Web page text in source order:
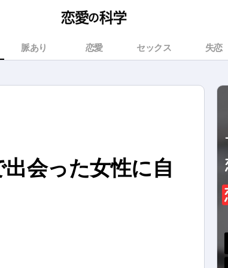
脈あり 恋愛 セックス 失恋
会った女性に自